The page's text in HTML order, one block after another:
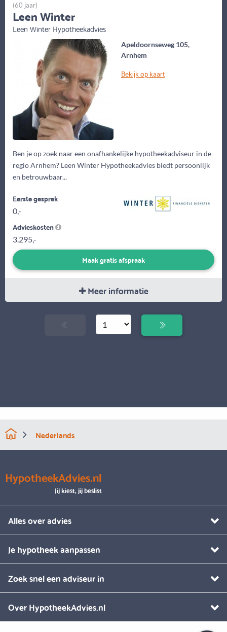
Apeldoornseweg 105,
Arnhem
Bekijk op kaart
Ben je op zoek naar een onafhankelijke hypotheekadviseur in de
regio Arnhem? Leen Winter Hypotheekadvies biedt persoonlijk
en betrouwbaar...
(60 jaar)
Leen Winter
Leen Winter Hypotheekadvies
Eerste gesprek
0,-
Advieskosten
3.295,-
Maak gratis afspraak
Meer informatie
Nederlands
HypotheekAdvies.nl
Jij kiest, jij beslist
Alles over advies
Je hypotheek aanpassen
Zoek snel een adviseur in
Over HypotheekAdvies.nl